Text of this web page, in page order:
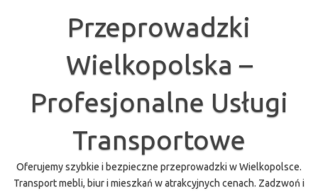
Przeprowadzki
Wielkopolska –
Profesjonalne Usługi
Transportowe
Oferujemy szybkie i bezpieczne przeprowadzki w Wielkopolsce.
Transport mebli, biur i mieszkań w atrakcyjnych cenach. Zadzwoń i